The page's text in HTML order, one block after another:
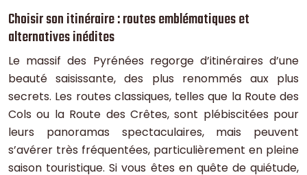
Choisir son itinéraire : routes emblématiques et
alternatives inédites
Le massif des Pyrénées regorge d’itinéraires d’une
beauté saisissante, des plus renommés aux plus
secrets. Les routes classiques, telles que la Route des
Cols ou la Route des Crêtes, sont plébiscitées pour
leurs panoramas spectaculaires, mais peuvent
s’avérer très fréquentées, particulièrement en pleine
saison touristique. Si vous êtes en quête de quiétude,